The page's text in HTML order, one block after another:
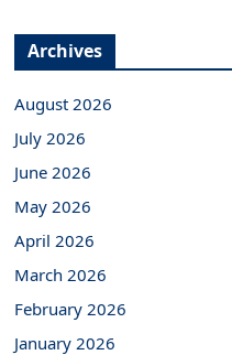
Archives
August 2026
July 2026
June 2026
May 2026
April 2026
March 2026
February 2026
January 2026